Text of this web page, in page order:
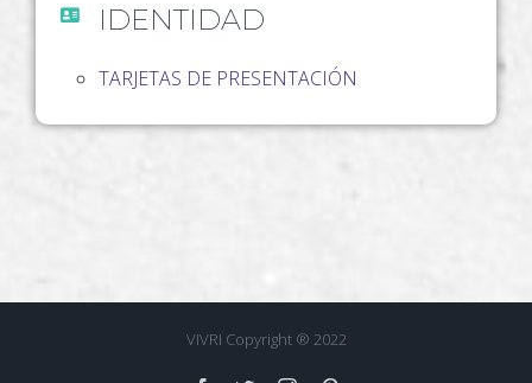
IDENTIDAD
TARJETAS DE PRESENTACIÓN
VIVRI Copyright ® 2022